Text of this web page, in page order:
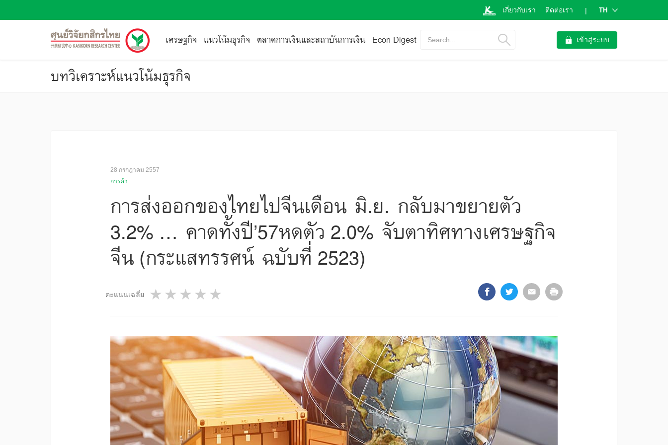
เกี่ยวกับเรา ติดต่อเรา | TH
เศรษฐกิจ แนวโน้มธุรกิจ ตลาดการเงินและสถาบันการเงิน Econ Digest Search... เข้าสู่ระบบ
บทวิเคราะห์แนวโน้มธุรกิจ
28 กรกฎาคม 2557
การค้า
การส่งออกของไทยไปจีนเดือน มิ.ย. กลับมาขยายตัว
3.2% ... คาดทั้งปี’57หดตัว 2.0% จับตาทิศทางเศรษฐกิจ
จีน (กระแสทรรศน์ ฉบับที่ 2523)
คะแนนเฉลี่ย 4 stars
3 stars
2 stars
1 star